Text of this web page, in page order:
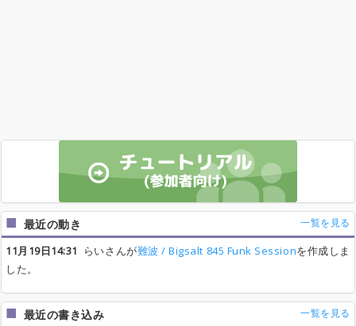
最近の動き 一覧を見る
11月19日14:31 らいさんが難波 / Bigsalt 845 Funk Sessionを作成しま
した。
最近の書き込み 一覧を見る